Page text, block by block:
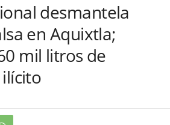
desmantela
en Aquixtla;
mil litros de